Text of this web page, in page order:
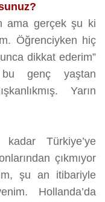
ama gerçek şu ki
Öğrenciyken hiç
dikkat ederim”
genç yaştan
Yarın
Türkiye’ye
çıkmıyor
şu an itibariyle
Hollanda’da